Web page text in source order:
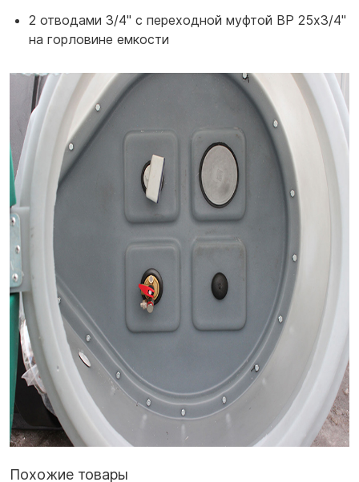
2 отводами 3/4'' с переходной муфтой ВР 25х3/4"
на горловине емкости
Похожие товары